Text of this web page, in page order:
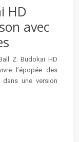
HD
avec
Z: Budokai HD
l’épopée des
une version